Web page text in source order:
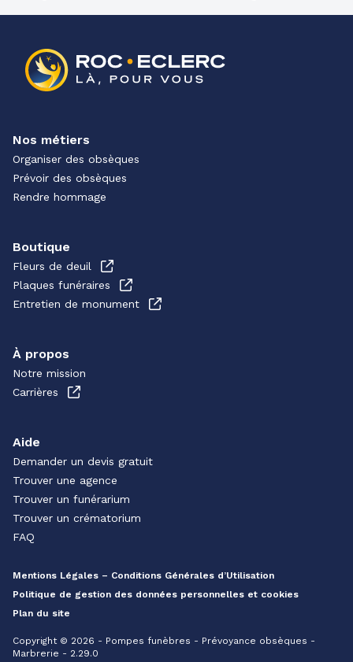
Nos métiers
Organiser des obsèques
Prévoir des obsèques
Rendre hommage
Boutique
Fleurs de deuil
Plaques funéraires
Entretien de monument
À propos
Notre mission
Carrières
Aide
Demander un devis gratuit
Trouver une agence
Trouver un funérarium
Trouver un crématorium
FAQ
Mentions Légales – Conditions Générales d’Utilisation
Politique de gestion des données personnelles et cookies
Plan du site
Copyright © 2026 - Pompes funèbres - Prévoyance obsèques -
Marbrerie - 2.29.0